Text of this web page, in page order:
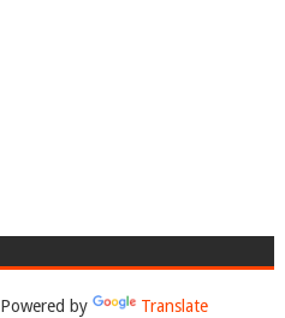
Powered by Translate